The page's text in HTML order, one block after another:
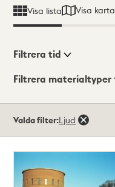
Visa lista Visa karta
Visningsläge
Filtrera tid
Filtrera materialtyper
träffar
Valda filter:Ljud